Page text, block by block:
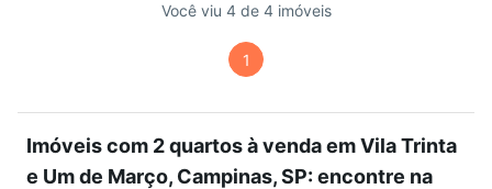
Você viu 4 de 4 imóveis
1
Imóveis com 2 quartos à venda em Vila Trinta
e Um de Março, Campinas, SP: encontre na